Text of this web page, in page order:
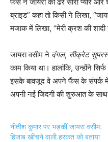
ब्राइड” कहा तो किसी ने लिखा,
मजाक में लिखा, “मेरी क्रश की शादी
जायरा वसीम ने दंगल, सीक्रेट
काम किया था। हालांकि, उन्होंने
इसके बावजूद वे अपने फैंस के संपर्क में
अपनी नई जिंदगी की शुरुआत के साथ
नीतीश कुमार पर भड़कीं जायरा वसीम:
हिजाब खींचने वाली हरकत को बताया